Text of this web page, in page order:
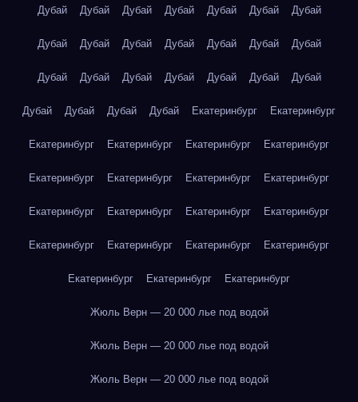
Дубай Дубай Дубай Дубай Дубай Дубай Дубай
Дубай Дубай Дубай Дубай Дубай Дубай Дубай
Дубай Дубай Дубай Дубай Дубай Дубай Дубай
Дубай Дубай Дубай Дубай Екатеринбург Екатеринбург
Екатеринбург Екатеринбург Екатеринбург Екатеринбург
Екатеринбург Екатеринбург Екатеринбург Екатеринбург
Екатеринбург Екатеринбург Екатеринбург Екатеринбург
Екатеринбург Екатеринбург Екатеринбург Екатеринбург
Екатеринбург Екатеринбург Екатеринбург
Жюль Верн — 20 000 лье под водой
Жюль Верн — 20 000 лье под водой
Жюль Верн — 20 000 лье под водой